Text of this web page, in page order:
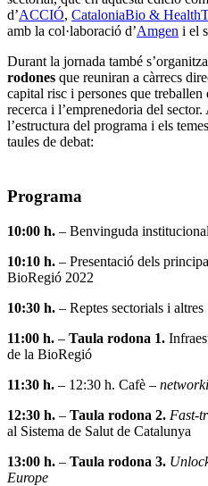
d’ACCIÓ, CataloniaBio &
amb la col·laboració d’Amgen i el
Durant la jornada també
rodones que reuniran a càrrecs
capital risc i persones que treballen
recerca i l’emprenedoria del
l’estructura del programa i els
taules de debat:
Programa
10:00 h. – Benvinguda institucional
10:10 h. – Presentació dels
BioRegió 2022
10:30 h. – Reptes sectorials i altres
11:00 h. – Taula rodona 1.
de la BioRegió
11:30 h. – 12:30 h. Cafè –
12:30 h. – Taula rodona 2. Fast-
al Sistema de Salut de Catalunya
13:00 h. – Taula rodona 3.
Europe